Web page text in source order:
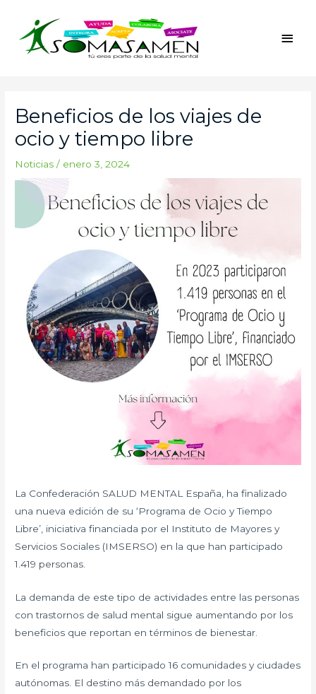
contenido
Beneficios de los viajes de
ocio y tiempo libre
Noticias / enero 3, 2024
La Confederación SALUD MENTAL España, ha finalizado
una nueva edición de su ‘Programa de Ocio y Tiempo
Libre’, iniciativa financiada por el Instituto de Mayores y
Servicios Sociales (IMSERSO) en la que han participado
1.419 personas.
La demanda de este tipo de actividades entre las personas
con trastornos de salud mental sigue aumentando por los
beneficios que reportan en términos de bienestar.
En el programa han participado 16 comunidades y ciudades
autónomas. El destino más demandado por los
entradas